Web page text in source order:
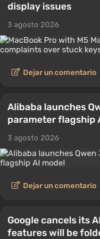
display issues
3 agosto 2026
Dejar un comentario
Alibaba launches
parameter flagship
3 agosto 2026
Dejar un comentario
Google cancels its
features will be